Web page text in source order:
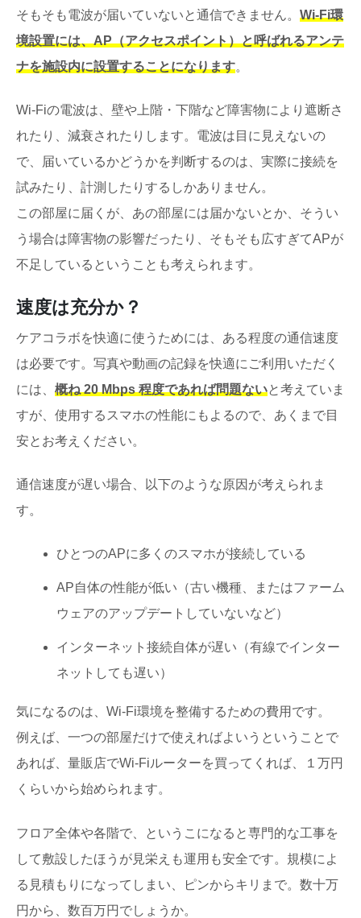
そもそも電波が届いていないと通信できません。 Wi-Fi環
境設置には、AP（アクセスポイント）と呼ばれるアンテ
ナを施設内に設置することになります。
Wi-Fiの電波は、壁や上階・下階など障害物により遮断さ
れたり、減衰されたりします。電波は目に見えないの
で、届いているかどうかを判断するのは、実際に接続を
試みたり、計測したりするしかありません。
この部屋に届くが、あの部屋には届かないとか、そうい
う場合は障害物の影響だったり、そもそも広すぎてAPが
不足しているということも考えられます。
速度は充分か？
ケアコラボを快適に使うためには、ある程度の通信速度
は必要です。写真や動画の記録を快適にご利用いただく
には、 概ね 20 Mbps 程度であれば問題ないと考えていま
すが、使用するスマホの性能にもよるので、あくまで目
安とお考えください。
通信速度が遅い場合、以下のような原因が考えられま
す。
ひとつのAPに多くのスマホが接続している
AP自体の性能が低い（古い機種、またはファーム
ウェアのアップデートしていないなど）
インターネット接続自体が遅い（有線でインター
ネットしても遅い）
気になるのは、Wi-Fi環境を整備するための費用です。
例えば、一つの部屋だけで使えればよいうということで
あれば、量販店でWi-Fiルーターを買ってくれば、１万円
くらいから始められます。
フロア全体や各階で、というこになると専門的な工事を
して敷設したほうが見栄えも運用も安全です。規模によ
る見積もりになってしまい、ピンからキリまで。数十万
円から、数百万円でしょうか。